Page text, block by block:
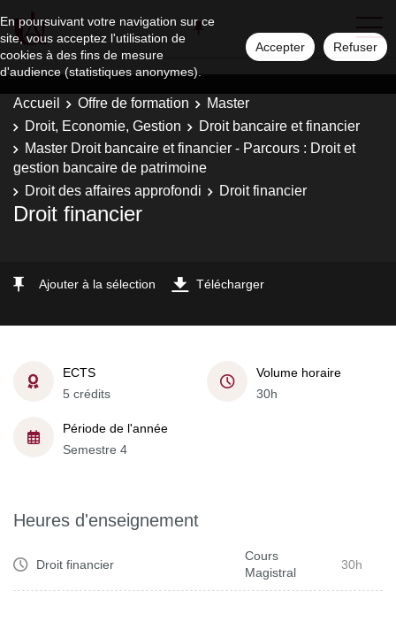
En poursuivant votre navigation sur ce
site, vous acceptez l'utilisation de
cookies à des fins de mesure
d'audience (statistiques anonymes).
Accepter Refuser
Accueil Offre de formation
Master
Droit, Economie, Gestion
Droit bancaire et financier
Master Droit bancaire et financier - Parcours : Droit et
gestion bancaire de patrimoine
Droit des affaires approfondi
Droit financier
Droit financier
Ajouter à la sélection Télécharger
ECTS
5 crédits
Volume horaire
30h
Période de l'année
Semestre 4
Heures d'enseignement
Droit financier
Cours
Magistral
30h